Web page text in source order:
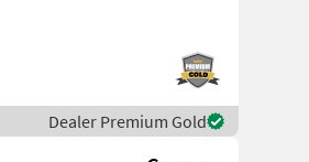
Dealer Premium Gold